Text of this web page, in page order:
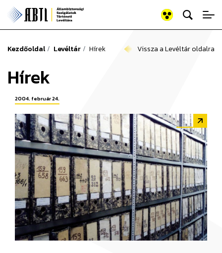
Állambiztonsági
Kezdőoldal Levéltár Hírek Vissza a Levéltár oldalra
Hírek
2004. február 24.